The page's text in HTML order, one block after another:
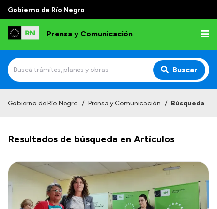
Gobierno de Río Negro
Prensa y Comunicación
Buscar
Autoridades
Referentes de prensa
Archivo de noticias
Gobierno de Río Negro / Prensa y Comunicación / Búsqueda
Resultados de búsqueda en Artículos